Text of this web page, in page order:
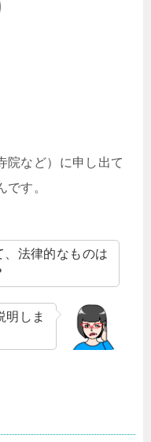
院など）に申し出て
す。
、法律的なものは
明しま